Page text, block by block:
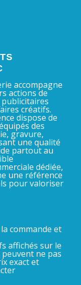
accompagne
actions de
créatifs.
dispose de
des
gravure,
une qualité
partout au
dédiée,
une référence
pour valoriser
la commande et
affichés sur le
ne pas
exact et